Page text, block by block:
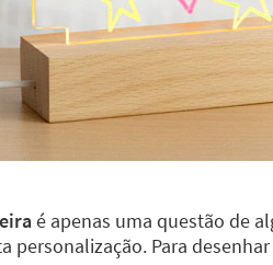
é apenas uma questão de
personalização. Para desenhar